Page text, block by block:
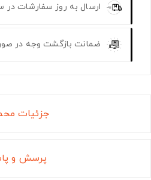
ارسال به روز سفارشات در
ضمانت بازگشت وجه در
جزئیات
پرسش و